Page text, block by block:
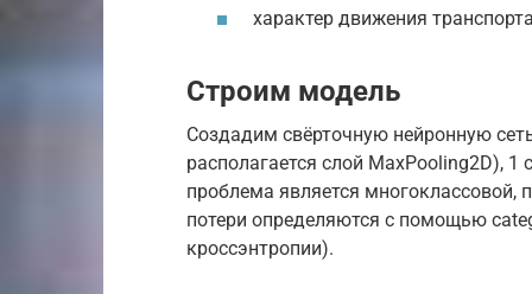
характер движения
Строим модель
Создадим свёрточную нейронную
располагается слой MaxPooling2D),
проблема является многоклассовой,
потери определяются с помощью
кроссэнтропии).